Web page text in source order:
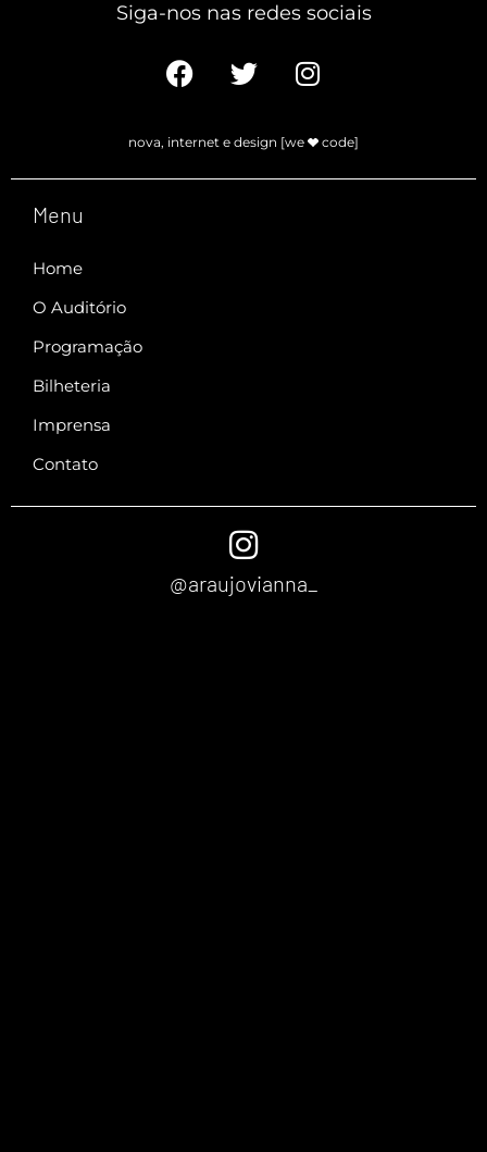
Siga-nos nas redes sociais​
nova, internet e design [we code]
Menu
Home
O Auditório
Programação
Bilheteria
Imprensa
Contato
@araujovianna_